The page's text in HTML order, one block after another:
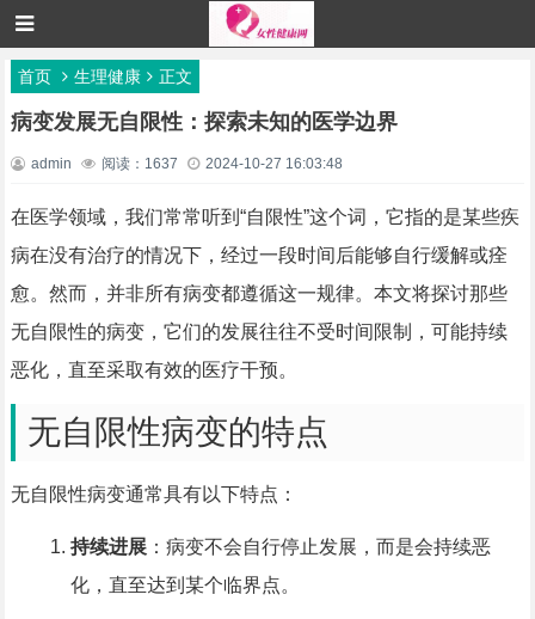
首页 生理健康 正文
病变发展无自限性：探索未知的医学边界
admin 阅读：1637 2024-10-27 16:03:48
在医学领域，我们常常听到“自限性”这个词，它指的是某些疾
病在没有治疗的情况下，经过一段时间后能够自行缓解或痊
愈。然而，并非所有病变都遵循这一规律。本文将探讨那些
无自限性的病变，它们的发展往往不受时间限制，可能持续
恶化，直至采取有效的医疗干预。
无自限性病变的特点
无自限性病变通常具有以下特点：
持续进展：病变不会自行停止发展，而是会持续恶
化，直至达到某个临界点。